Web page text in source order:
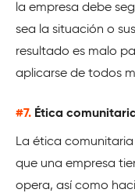
la empresa debe
sea la situación o
resultado es malo
aplicarse de todos
#7. Ética
La ética
que una empresa
opera, así como